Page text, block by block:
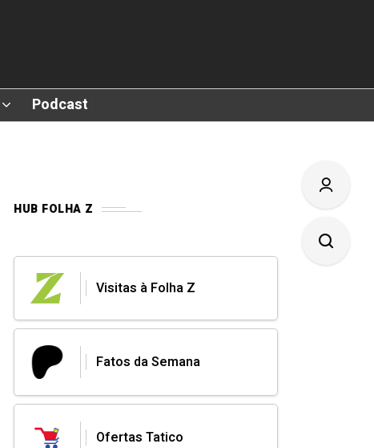
Podcast
HUB FOLHA Z
Visitas à Folha Z
Fatos da Semana
Ofertas Tatico